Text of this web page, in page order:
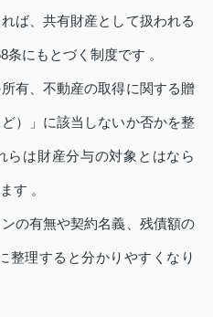
ば、共有財産として扱われる
にもとづく制度です 。
有、不動産の取得に関する贈
）」に該当しないか否かを整
らは財産分与の対象とはなら
す 。
の有無や契約名義、残債額の
整理すると分かりやすくなり